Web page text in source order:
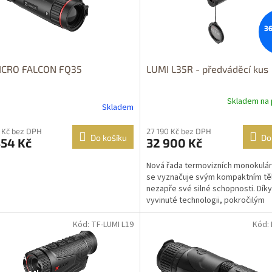
FALCON FQ35
Skladem
bez DPH
Kč Do košíku
LUMI L35R - předváděcí kus
Skladem
27 190 Kč bez DPH
32 900 Kč
Nová řada termovizních
se vyznačuje svým kompaktním
nezapře své silné schopnosti.
vyvinuté technologii, pokročilým
algoritmům ...
Kód: TF-LUMI L19 Kód: